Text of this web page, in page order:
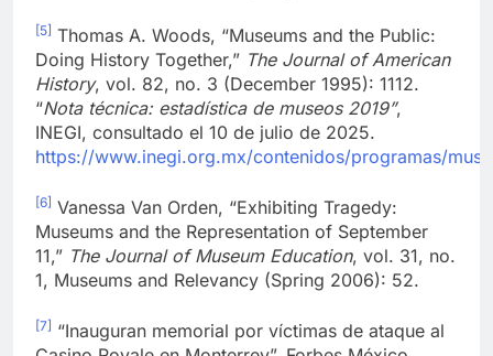
[5] Thomas A. Woods, “Museums and the Public:
Doing History Together,” The Journal of American
History, vol. 82, no. 3 (December 1995): 1112.
“Nota técnica: estadística de museos 2019”,
INEGI, consultado el 10 de julio de 2025.
https://www.inegi.org.mx/contenidos/programas/
[6] Vanessa Van Orden, “Exhibiting Tragedy:
Museums and the Representation of September
11,” The Journal of Museum Education, vol. 31, no.
1, Museums and Relevancy (Spring 2006): 52.
[7] “Inauguran memorial por víctimas de ataque al